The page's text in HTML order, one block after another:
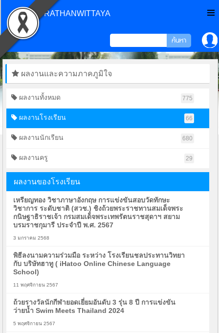
CHONPRATHANWITTAYA
ผลงานและความภาคภูมิใจ
ผลงานทั้งหมด 775
ผลงานโรงเรียน 66
ผลงานนักเรียน 680
ผลงานครู 29
ผลงานของโรงเรียน
เหรียญทอง วิชาภาษาอังกฤษ การแข่งขันสอบวัดทักษะ
วิชาการ ระดับชาติ (สวช.) ชิงถ้วยพระราชทานสมเด็จพระ
กนิษฐาธิราชเจ้า กรมสมเด็จพระเทพรัตนราชสุดาฯ สยาม
บรมราชกุมารี ประจำปี พ.ศ. 2567
3 มกราคม 2568
พิธีลงนามความร่วมมือ ระหว่าง โรงเรียนชลประทานวิทยา
กับ บริษัทฮาทู ( iHatoo Online Chinese Language
School)
11 พฤศจิกายน 2567
ถ้วยรางวัลนักกีฬายอดเยี่ยมอันดับ 3 รุ่น 8 ปี การแข่งขัน
ว่ายน้ำ Swim Meets Thailand 2024
5 พฤศจิกายน 2567